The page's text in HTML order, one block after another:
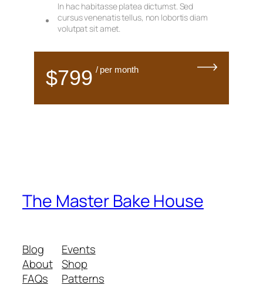
$799 / per month
In hac habitasse platea dictumst. Sed
cursus venenatis tellus, non lobortis diam
volutpat sit amet.
The Master Bake House
Blog
About
FAQs
Events
Shop
Patterns